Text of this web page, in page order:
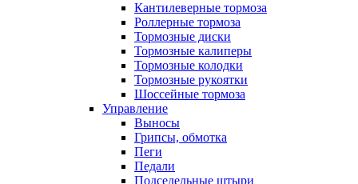
Кантилеверные тормоза
Роллерные тормоза
Тормозные диски
Тормозные калиперы
Тормозные колодки
Тормозные рукоятки
Шоссейные тормоза
Управление
Выносы
Грипсы, обмотка
Пеги
Педали
Подседельные штыри